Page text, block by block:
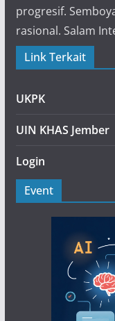
progresif.
rasional. Salam
Link Terkait
UKPK
UIN KHAS Jember
Login
Event